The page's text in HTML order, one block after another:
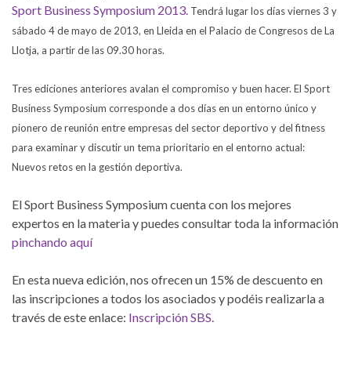
Sport Business Symposium 2013. Tendrá lugar los días viernes 3 y
sábado 4 de mayo de 2013, en Lleida en el Palacio de Congresos de La
Llotja, a partir de las 09.30 horas.
Tres ediciones anteriores avalan el compromiso y buen hacer. El Sport
Business Symposium corresponde a dos días en un entorno único y
pionero de reunión entre empresas del sector deportivo y del fitness
para examinar y discutir un tema prioritario en el entorno actual:
Nuevos retos en la gestión deportiva.
El Sport Business Symposium cuenta con los mejores
expertos en la materia y puedes consultar toda la información
pinchando aquí
En esta nueva edición, nos ofrecen un 15% de descuento en
las inscripciones a todos los asociados y podéis realizarla a
través de este enlace: Inscripción SBS.